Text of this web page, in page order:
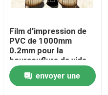
Film d'impression de
PVC de 1000mm
0.2mm pour la
boursouflure de vide
de conseil
envoyer une